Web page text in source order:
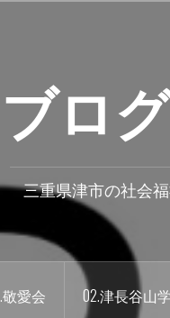
ブロ
三重県津市の社会
敬愛会 02.津長谷山